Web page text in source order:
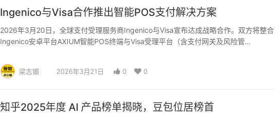
Ingenico与Visa合作推出智能POS支付解决方案
2026年3月20日，全球支付受理服务商Ingenico与Visa宣布达成战略合作。双方将整合
Ingenico安卓平台AXIUM智能POS终端与Visa受理平台（含支付网关及风险管…
梁志镅 2026年3月21日 0 0
知乎2025年度 AI 产品榜单揭晓，豆包位居榜首